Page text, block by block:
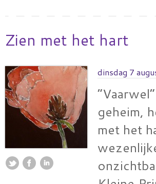
Zien met het hart
dinsdag 7
geheim,
met het